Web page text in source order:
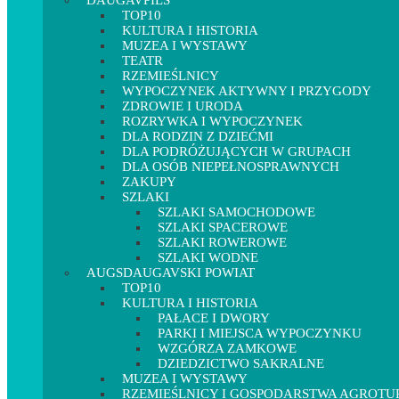
TOP10
KULTURA I HISTORIA
MUZEA I WYSTAWY
TEATR
RZEMIEŚLNICY
WYPOCZYNEK AKTYWNY I PRZYGODY
ZDROWIE I URODA
ROZRYWKA I WYPOCZYNEK
DLA RODZIN Z DZIEĆMI
DLA PODRÓŻUJĄCYCH W GRUPACH
DLA OSÓB NIEPEŁNOSPRAWNYCH
ZAKUPY
SZLAKI
SZLAKI SAMOCHODOWE
SZLAKI SPACEROWE
SZLAKI ROWEROWE
SZLAKI WODNE
AUGSDAUGAVSKI POWIAT
TOP10
KULTURA I HISTORIA
PAŁACE I DWORY
PARKI I MIEJSCA WYPOCZYNKU
WZGÓRZA ZAMKOWE
DZIEDZICTWO SAKRALNE
MUZEA I WYSTAWY
RZEMIEŚLNICY I GOSPODARSTWA